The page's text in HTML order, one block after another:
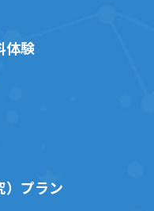
体験
）プラン